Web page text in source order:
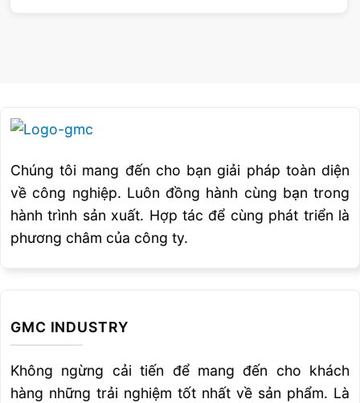
Chúng tôi mang đến cho bạn giải pháp toàn diện
về công nghiệp. Luôn đồng hành cùng bạn trong
hành trình sản xuất. Hợp tác để cùng phát triển là
phương châm của công ty.
GMC INDUSTRY
Không ngừng cải tiến để mang đến cho khách
hàng những trải nghiệm tốt nhất về sản phẩm. Là